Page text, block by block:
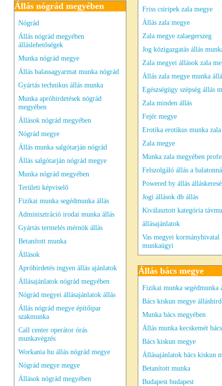
Állás nógrád megyében
Nógrád
Állás nógrád megyében
álláslehetőségek
Munka nógrád megye
Állás balassagyarmat munka nógrád
Gyártás technikus állás munka
Munka apróhirdetések nógrád
megyében
Állások nógrád megyében
Nógrád megye
Állás munka salgótarján nógrád
Állás salgótarján nógrád megye
Munka nógrád megyében
Területi képviselő
Fizikai munka segédmunka állás
Adminisztráció irodai munka állás
Gyártás termelés mérnök állás
Betanított munka
Állások
Apróhirdetés ingyen állás ajánlatok
Állásajánlatok nógrád megyében
Nógrád megyei állásajánlatok állás
Állás nógrád megye építőipar
szakmunka
Call center operátor órás
munkavégzés
Workania hu állás nógrád megye
Nógrád megye megye
Állások nógrád megyében
Friss csiripek zala megye
Állás zala megye
Zala megye zalaegerszeg
Jog közigazgatás állás
Zala megyei állások zala
Állás zala megye munka
Egészségügy szépség állás
Zala minden állás
Fejér megye
Erotika erotikus munka
Zala megye
Munka zala megyében
Felszolgáló állás a
Powered by állás
Jogi állások db állás
Kiválasztott kategória
állásajánlatok
Vas megyei kormányhivatal
munkaügyi
Állás bács megye
Fizikai munka segédmunka
Bács kiskun megye
Munka bács megyében
Állás munka kecskemét
Bács kiskun megye
Állásajánlatok bács kiskun
Betanított munka
Budapest budapest